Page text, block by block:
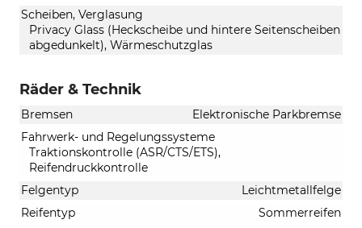
Scheiben, Verglasung
Privacy Glass (Heckscheibe und hintere Seitenscheiben
abgedunkelt), Wärmeschutzglas
Räder & Technik
Bremsen
Elektronische Parkbremse
Fahrwerk- und Regelungssysteme
Traktionskontrolle (ASR/CTS/ETS),
Reifendruckkontrolle
Felgentyp
Leichtmetallfelge
Reifentyp
Sommerreifen